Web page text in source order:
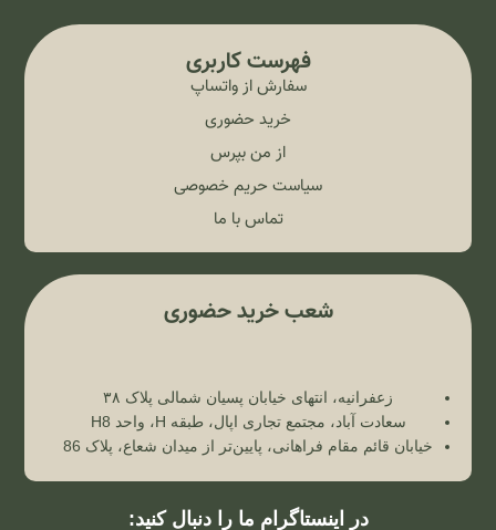
فهرست کاربری
سفارش از واتساپ
خرید حضوری
از من بپرس
سیاست حریم خصوصی
تماس با ما
شعب خرید حضوری
زعفرانیه، انتهای خیابان پسیان شمالی پلاک ۳۸
سعادت آباد، مجتمع تجاری اپال، طبقه H، واحد H8
خیابان قائم مقام فراهانی، پایین‌تر از میدان شعاع، پلاک 86
در اینستاگرام ما را دنبال کنید: